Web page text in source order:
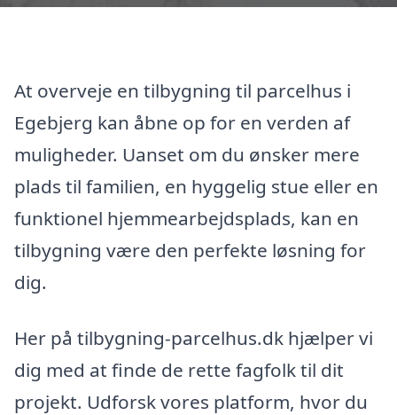
At overveje en tilbygning til parcelhus i
Egebjerg kan åbne op for en verden af
muligheder. Uanset om du ønsker mere
plads til familien, en hyggelig stue eller en
funktionel hjemmearbejdsplads, kan en
tilbygning være den perfekte løsning for
dig.
Her på tilbygning-parcelhus.dk hjælper vi
dig med at finde de rette fagfolk til dit
projekt. Udforsk vores platform, hvor du